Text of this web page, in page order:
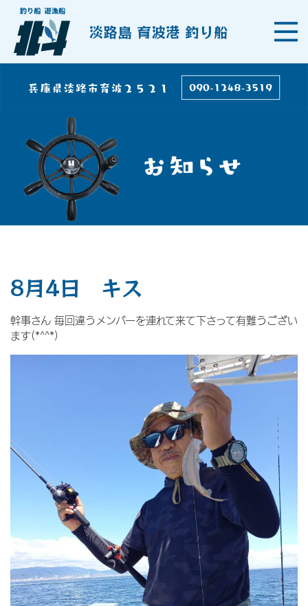
淡路島 育波港 釣り船
8月4日 キス
幹事さん 毎回違うメンバーを連れて来て下さって有難うござい
ます(*^^*)